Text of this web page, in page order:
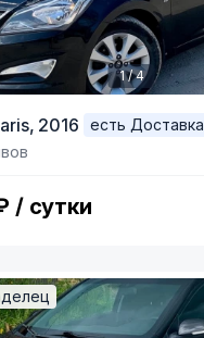
1 / 4
2016
есть Доставка
/ сутки